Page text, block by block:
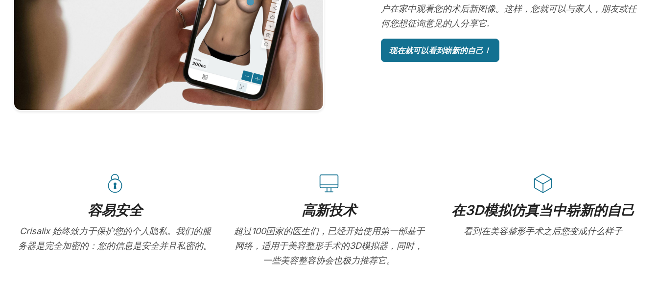
户在家中观看您的术后新图像。这样，您就可以与家人，朋友或任
何您想征询意见的人分享它.
现在就可以看到崭新的自己！
容易安全
Crisalix 始终致力于保护您的个人隐私。我们的服
务器是完全加密的：您的信息是安全并且私密的。
高新技术
超过100国家的医生们，已经开始使用第一部基于
网络，适用于美容整形手术的3D模拟器，同时，
一些美容整容协会也极力推荐它。
在3D模拟仿真当中崭新的自己
看到在美容整形手术之后您变成什么样子